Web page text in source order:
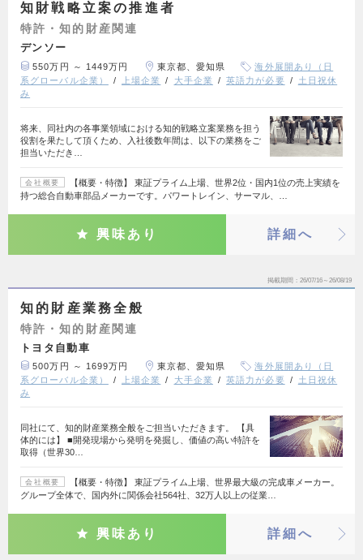
知財戦略立案の推進者
特許・知的財産関連
デンソー
550万円 ～ 1449万円 東京都、愛知県
海外展開あり（日
系グローバル企業）
上場企業 大手企業 英語力が必要
土日祝休
み
将来、同社内の各事業領域における知的戦略立案業務を担う
役割を果たして頂くため、入社後数年間は、以下の業務をご
担当いただき…
会社概要
【概要・特徴】 東証プライム上場、世界2位・国内1位の売上実績を
持つ総合自動車部品メーカーです。パワートレイン、サーマル、…
興味あり 詳細へ
掲載期間 26/07/16～26/08/19
知的財産業務全般
特許・知的財産関連
トヨタ自動車
500万円 ～ 1699万円 東京都、愛知県
海外展開あり（日
系グローバル企業）
上場企業 大手企業 英語力が必要
土日祝休
み
同社にて、知的財産業務全般をご担当いただきます。 【具
体的には】 ■開発現場から発明を発掘し、価値の高い特許を
取得（世界30…
会社概要
【概要・特徴】 東証プライム上場、世界最大級の完成車メーカー。
グループ全体で、国内外に関係会社564社、32万人以上の従業…
興味あり 詳細へ